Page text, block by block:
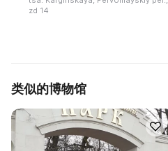
zd 14
类似的博物馆